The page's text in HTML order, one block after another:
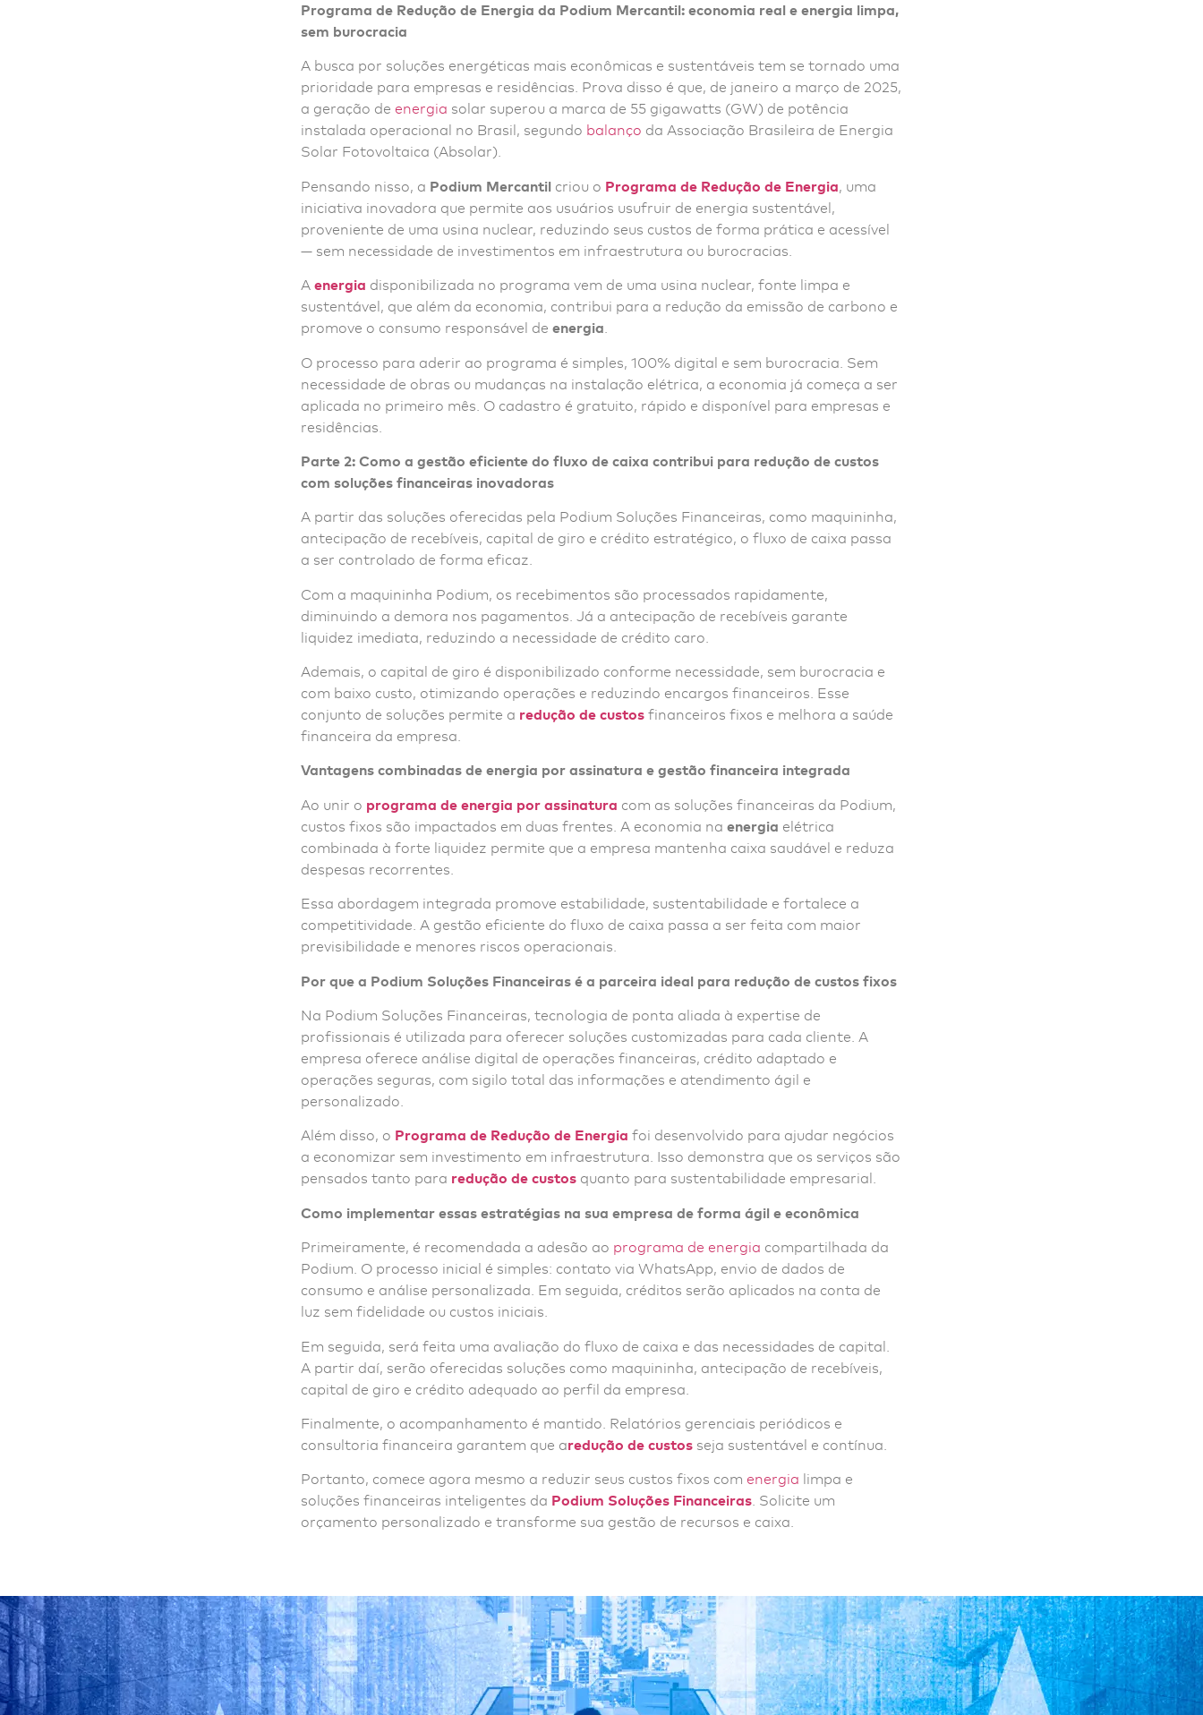
Programa de Redução de Energia da Podium Mercantil: economia real e energia limpa,
sem burocracia
A busca por soluções energéticas mais econômicas e sustentáveis tem se tornado uma
prioridade para empresas e residências. Prova disso é que, de janeiro a março de 2025,
a geração de energia solar superou a marca de 55 gigawatts (GW) de potência
instalada operacional no Brasil, segundo balanço da Associação Brasileira de Energia
Solar Fotovoltaica (Absolar).
Pensando nisso, a Podium Mercantil criou o Programa de Redução de Energia, uma
iniciativa inovadora que permite aos usuários usufruir de energia sustentável,
proveniente de uma usina nuclear, reduzindo seus custos de forma prática e acessível
— sem necessidade de investimentos em infraestrutura ou burocracias.
A energia disponibilizada no programa vem de uma usina nuclear, fonte limpa e
sustentável, que além da economia, contribui para a redução da emissão de carbono e
promove o consumo responsável de energia
O processo para aderir ao programa é simples, 100% digital e sem burocracia. Sem
necessidade de obras ou mudanças na instalação elétrica, a economia já começa a ser
aplicada no primeiro mês. O cadastro é gratuito, rápido e disponível para empresas e
residências.
Parte 2: Como a gestão eficiente do fluxo de caixa contribui para redução de custos
com soluções financeiras inovadoras
A partir das soluções oferecidas pela Podium Soluções Financeiras, como maquininha,
antecipação de recebíveis, capital de giro e crédito estratégico, o fluxo de caixa passa
a ser controlado de forma eficaz.
Com a maquininha Podium, os recebimentos são processados rapidamente,
diminuindo a demora nos pagamentos. Já a antecipação de recebíveis garante
liquidez imediata, reduzindo a necessidade de crédito caro.
Ademais, o capital de giro é disponibilizado conforme necessidade, sem burocracia e
com baixo custo, otimizando operações e reduzindo encargos financeiros. Esse
conjunto de soluções permite a redução de custos financeiros fixos e melhora a saúde
financeira da empresa.
Vantagens combinadas de energia por assinatura e gestão financeira integrada
Ao unir o programa de energia por assinatura com as soluções financeiras da Podium,
custos fixos são impactados em duas frentes. A economia na energia elétrica
combinada à forte liquidez permite que a empresa mantenha caixa saudável e reduza
despesas recorrentes.
Essa abordagem integrada promove estabilidade, sustentabilidade e fortalece a
competitividade. A gestão eficiente do fluxo de caixa passa a ser feita com maior
previsibilidade e menores riscos operacionais.
Por que a Podium Soluções Financeiras é a parceira ideal para redução de custos fixos
Na Podium Soluções Financeiras, tecnologia de ponta aliada à expertise de
profissionais é utilizada para oferecer soluções customizadas para cada cliente. A
empresa oferece análise digital de operações financeiras, crédito adaptado e
operações seguras, com sigilo total das informações e atendimento ágil e
personalizado.
Além disso, o Programa de Redução de Energia foi desenvolvido para ajudar negócios
a economizar sem investimento em infraestrutura. Isso demonstra que os serviços são
pensados tanto para redução de custos quanto para sustentabilidade empresarial.
Como implementar essas estratégias na sua empresa de forma ágil e econômica
Primeiramente, é recomendada a adesão ao programa de energia compartilhada da
Podium. O processo inicial é simples: contato via WhatsApp, envio de dados de
consumo e análise personalizada. Em seguida, créditos serão aplicados na conta de
luz sem fidelidade ou custos iniciais.
Em seguida, será feita uma avaliação do fluxo de caixa e das necessidades de capital.
A partir daí, serão oferecidas soluções como maquininha, antecipação de recebíveis,
capital de giro e crédito adequado ao perfil da empresa.
Finalmente, o acompanhamento é mantido. Relatórios gerenciais periódicos e
consultoria financeira garantem que aredução de custos seja sustentável e contínua.
Portanto, comece agora mesmo a reduzir seus custos fixos com energia limpa e
soluções financeiras inteligentes da Podium Soluções Financeiras. Solicite um
orçamento personalizado e transforme sua gestão de recursos e caixa.